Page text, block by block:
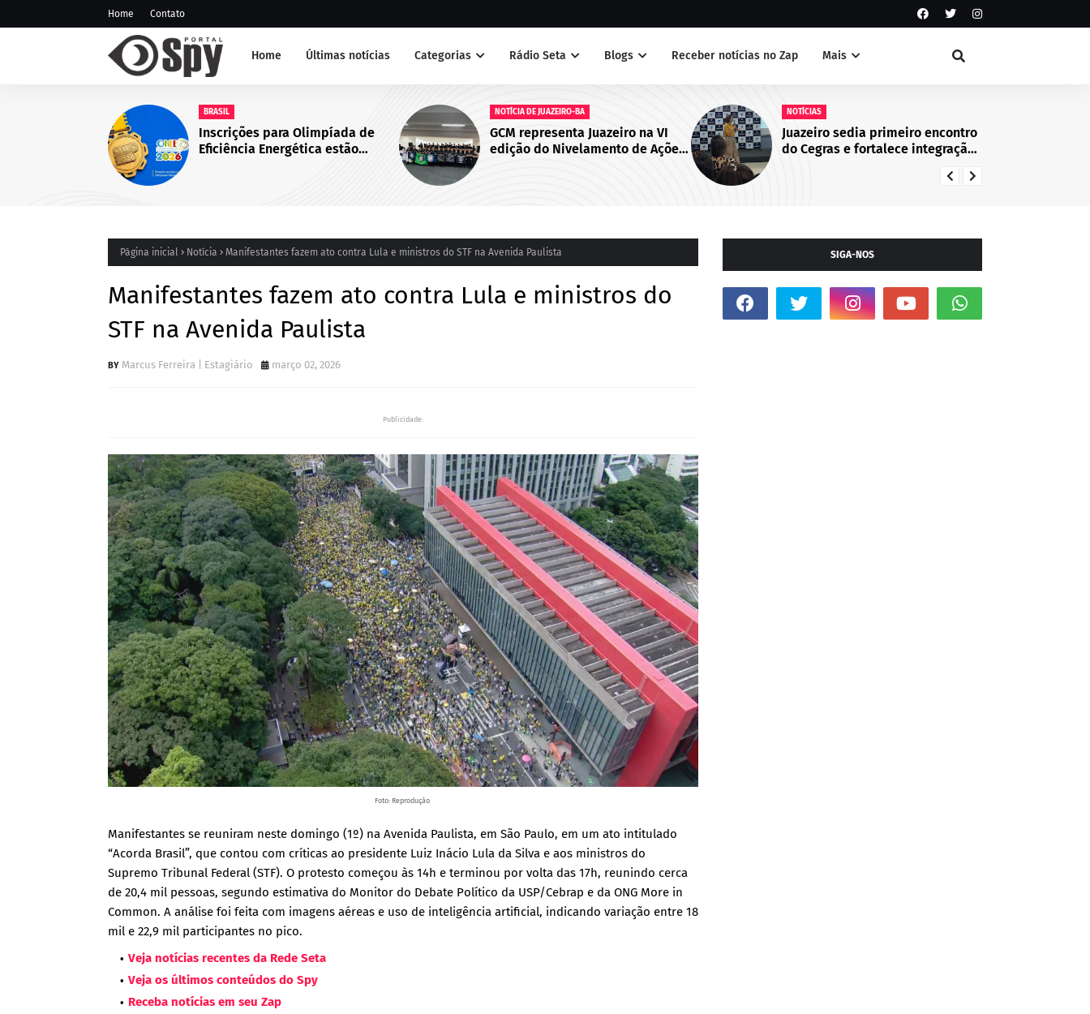
Home Contato
Home Últimas notícias Categorias Rádio Seta Blogs Receber notícias no Zap Mais
NOTÍCIA DE JUAZEIRO-BA
GCM representa Juazeiro na VI
edição do Nivelamento de Ações
Táticas (NAT-ROMU), em Cabo de
Santo Agostinho (PE)
Juazeiro sedia primeiro encontro
do Cegras e fortalece integração
da saúde na Macrorregião Norte
Guarda Civil Municipal
suspeito de atos de
Página inicial Notícia Manifestantes fazem ato contra Lula e ministros do STF na Avenida Paulista
Manifestantes fazem ato contra Lula e ministros do
STF na Avenida Paulista
Marcus Ferreira | Estagiário março 02, 2026
Publicidade:
Foto: Reprodução
Manifestantes se reuniram neste domingo (1º) na Avenida Paulista, em São Paulo, em um ato intitulado
“Acorda Brasil”, que contou com críticas ao presidente Luiz Inácio Lula da Silva e aos ministros do
Supremo Tribunal Federal (STF). O protesto começou às 14h e terminou por volta das 17h, reunindo cerca
de 20,4 mil pessoas, segundo estimativa do Monitor do Debate Político da USP/Cebrap e da ONG More in
Common. A análise foi feita com imagens aéreas e uso de inteligência artificial, indicando variação entre 18
mil e 22,9 mil participantes no pico.
Veja notícias recentes da Rede Seta
Veja os últimos conteúdos do Spy
Receba notícias em seu Zap
SIGA-NOS